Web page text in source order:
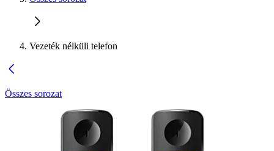
Vezeték nélküli telefon
Összes sorozat